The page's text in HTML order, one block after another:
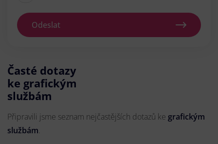
Odeslat
Časté dotazy
ke grafickým
službám
Připravili jsme seznam nejčastějších dotazů ke grafickým
službám.